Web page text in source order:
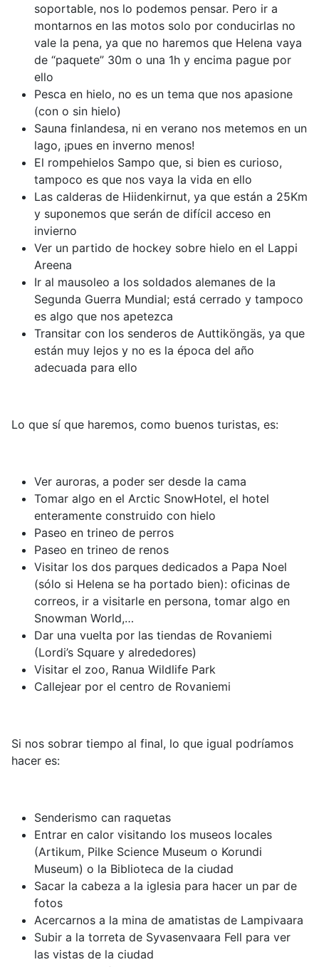
soportable, nos lo podemos pensar. Pero ir a
montarnos en las motos solo por conducirlas no
vale la pena, ya que no haremos que Helena vaya
de “paquete” 30m o una 1h y encima pague por
ello
Pesca en hielo, no es un tema que nos apasione
(con o sin hielo)
Sauna finlandesa, ni en verano nos metemos en un
lago, ¡pues en inverno menos!
El rompehielos Sampo que, si bien es curioso,
tampoco es que nos vaya la vida en ello
Las calderas de Hiidenkirnut, ya que están a 25Km
y suponemos que serán de difícil acceso en
invierno
Ver un partido de hockey sobre hielo en el Lappi
Areena
Ir al mausoleo a los soldados alemanes de la
Segunda Guerra Mundial; está cerrado y tampoco
es algo que nos apetezca
Transitar con los senderos de Auttiköngäs, ya que
están muy lejos y no es la época del año
adecuada para ello
Lo que sí que haremos, como buenos turistas, es:
Ver auroras, a poder ser desde la cama
Tomar algo en el Arctic SnowHotel, el hotel
enteramente construido con hielo
Paseo en trineo de perros
Paseo en trineo de renos
Visitar los dos parques dedicados a Papa Noel
(sólo si Helena se ha portado bien): oficinas de
correos, ir a visitarle en persona, tomar algo en
Snowman World,…
Dar una vuelta por las tiendas de Rovaniemi
(Lordi’s Square y alrededores)
Visitar el zoo, Ranua Wildlife Park
Callejear por el centro de Rovaniemi
Si nos sobrar tiempo al final, lo que igual podríamos
hacer es:
Senderismo can raquetas
Entrar en calor visitando los museos locales
(Artikum, Pilke Science Museum o Korundi
Museum) o la Biblioteca de la ciudad
Sacar la cabeza a la iglesia para hacer un par de
fotos
Acercarnos a la mina de amatistas de Lampivaara
Subir a la torreta de Syvasenvaara Fell para ver
las vistas de la ciudad